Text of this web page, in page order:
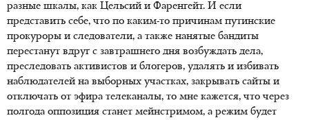
разные шкалы, как Цельсий и Фаренгейт. И если
представить себе, что по каким-то причинам путинские
прокуроры и следователи, а также нанятые бандиты
перестанут вдруг с завтрашнего дня возбуждать дела,
преследовать активистов и блогеров, удалять и избивать
наблюдателей на выборных участках, закрывать сайты и
отключать от эфира телеканалы, то мне кажется, что через
полгода оппозиция станет мейнстримом, а режим будет